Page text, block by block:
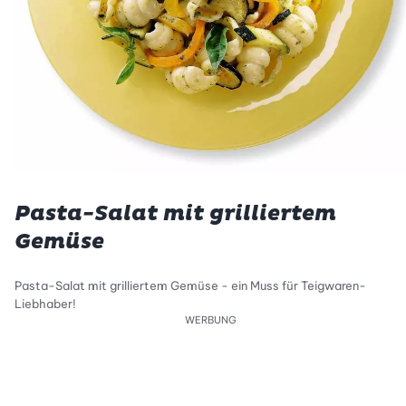
Pasta-Salat mit grilliertem
Gemüse
Pasta-Salat mit grilliertem Gemüse - ein Muss für Teigwaren-
Liebhaber!
WERBUNG